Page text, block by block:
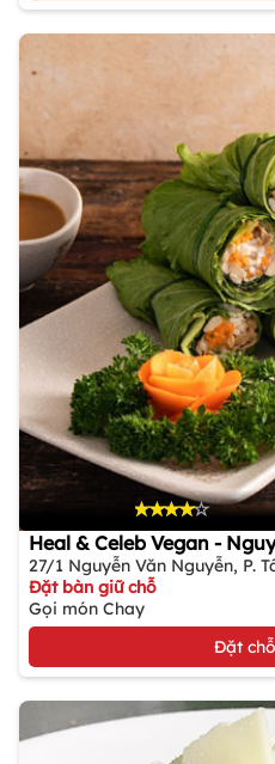
Heal & Celeb Vegan -
27/1 Nguyễn Văn Nguyễn, P.
Đặt bàn giữ chỗ
Gọi món Chay
Đặt